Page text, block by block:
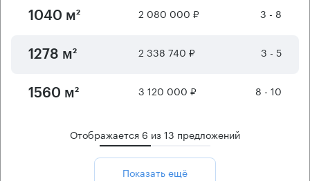
1040 м² 2 080 000 ₽ 3 - 8
1278 м² 2 338 740 ₽ 3 - 5
1560 м² 3 120 000 ₽ 8 - 10
Отображается 6 из13 предложений
Показать ещё